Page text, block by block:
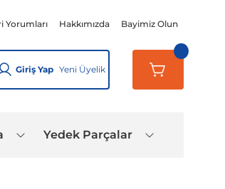
Yorumları Hakkımızda Bayimiz Olun
Giriş Yap Yeni Üyelik
Yedek Parçalar